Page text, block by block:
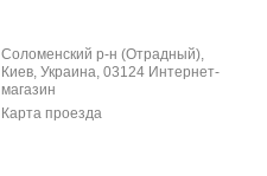
Соломенский р-н (Отрадный),
Киев, Украина, 03124 Интернет-
магазин
Карта проезда